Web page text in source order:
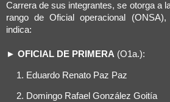
Carrera de sus integrantes, se otorga a
rango de Oficial operacional
indica:
► OFICIAL DE PRIMERA (O1a.):
Eduardo Renato Paz Paz
Domingo Rafael González Goitía